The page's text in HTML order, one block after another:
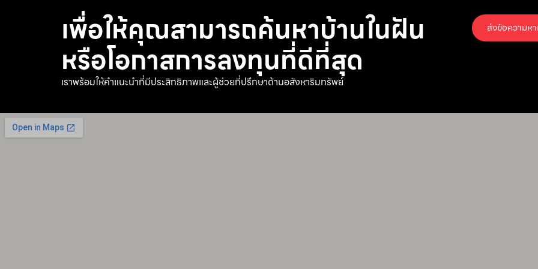
เพื่อให้คุณสามารถค้นหาบ้านในฝัน
หรือโอกาสการลงทุนที่ดีที่สุด
เราพร้อมให้คำแนะนำที่มีประสิทธิภาพและผู้ช่วยที่ปรึกษาด้านอสังหาริมทรัพย์
ส่งข้อความหา